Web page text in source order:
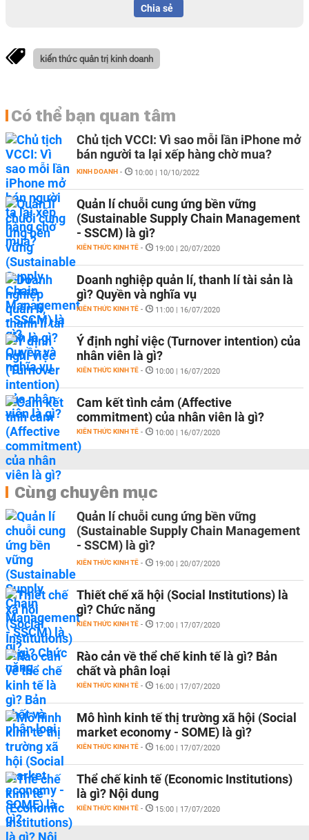
Chia sẻ
kiến thức quản trị kinh doanh
Có thể bạn quan tâm
Chủ tịch VCCI: Vì sao mỗi lần iPhone mở
bán người ta lại xếp hàng chờ mua?
KINH DOANH - 10:00 | 10/10/2022
Quản lí chuỗi cung ứng bền vững
(Sustainable Supply Chain Management
- SSCM) là gì?
KIẾN THỨC KINH TẾ - 19:00 | 20/07/2020
Doanh nghiệp quản lí, thanh lí tài sản là
gì? Quyền và nghĩa vụ
KIẾN THỨC KINH TẾ - 11:00 | 16/07/2020
Ý định nghỉ việc (Turnover intention) của
nhân viên là gì?
KIẾN THỨC KINH TẾ - 10:00 | 16/07/2020
Cam kết tình cảm (Affective
commitment) của nhân viên là gì?
KIẾN THỨC KINH TẾ - 10:00 | 16/07/2020
Cùng chuyên mục
Quản lí chuỗi cung ứng bền vững
(Sustainable Supply Chain Management
- SSCM) là gì?
KIẾN THỨC KINH TẾ - 19:00 | 20/07/2020
Thiết chế xã hội (Social Institutions) là
gì? Chức năng
KIẾN THỨC KINH TẾ - 17:00 | 17/07/2020
Rào cản về thể chế kinh tế là gì? Bản
chất và phân loại
KIẾN THỨC KINH TẾ - 16:00 | 17/07/2020
Mô hình kinh tế thị trường xã hội (Social
market economy - SOME) là gì?
KIẾN THỨC KINH TẾ - 16:00 | 17/07/2020
Thể chế kinh tế (Economic Institutions)
là gì? Nội dung
KIẾN THỨC KINH TẾ - 15:00 | 17/07/2020